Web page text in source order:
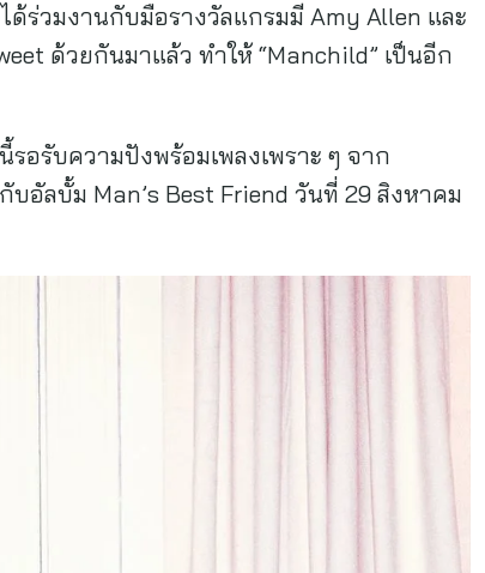
ร่วมงานกับมือรางวัลแกรมมี Amy Allen และ
ด้วยกันมาแล้ว ทำให้ “Manchild” เป็นอีก
อรับความปังพร้อมเพลงเพราะ ๆ จาก
อัลบั้ม Man’s Best Friend วันที่ 29 สิงหาคม